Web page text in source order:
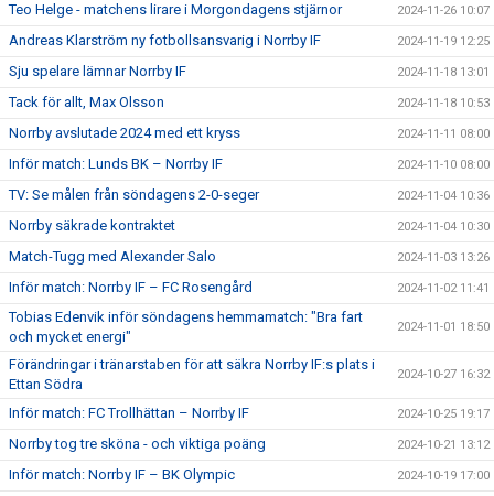
Teo Helge - matchens lirare i Morgondagens stjärnor 2024-11-26 10:07
Andreas Klarström ny fotbollsansvarig i Norrby IF 2024-11-19 12:25
Sju spelare lämnar Norrby IF 2024-11-18 13:01
Tack för allt, Max Olsson 2024-11-18 10:53
Norrby avslutade 2024 med ett kryss 2024-11-11 08:00
Inför match: Lunds BK – Norrby IF 2024-11-10 08:00
TV: Se målen från söndagens 2-0-seger 2024-11-04 10:36
Norrby säkrade kontraktet 2024-11-04 10:30
Match-Tugg med Alexander Salo 2024-11-03 13:26
Inför match: Norrby IF – FC Rosengård 2024-11-02 11:41
Tobias Edenvik inför söndagens hemmamatch: "Bra fart
och mycket energi"
2024-11-01 18:50
Förändringar i tränarstaben för att säkra Norrby IF:s plats i
Ettan Södra
2024-10-27 16:32
Inför match: FC Trollhättan – Norrby IF 2024-10-25 19:17
Norrby tog tre sköna - och viktiga poäng 2024-10-21 13:12
Inför match: Norrby IF – BK Olympic 2024-10-19 17:00